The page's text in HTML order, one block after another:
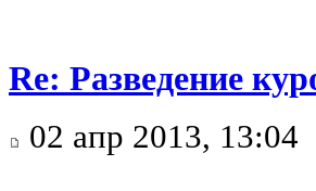
Re: Разведение
02 апр 2013, 13:04